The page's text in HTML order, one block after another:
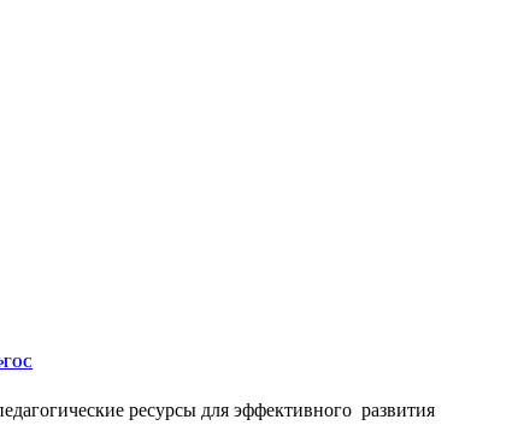
ФГОС
ресурсы для эффективного развития